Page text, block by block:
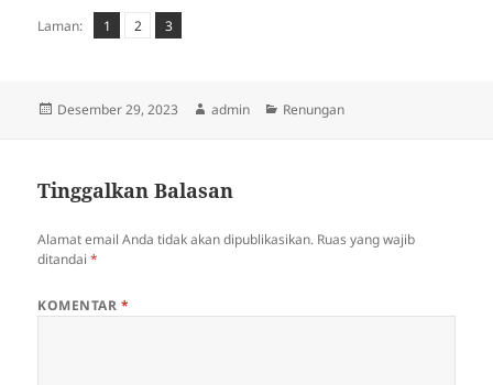
Laman: Laman
1 ,
Laman
2 ,
Laman
3
Diposkan
Desember 29, 2023 Penulis
admin Kategori
Renungan
Tinggalkan Balasan
Alamat email Anda tidak akan dipublikasikan. Ruas yang wajib
ditandai*
KOMENTAR *